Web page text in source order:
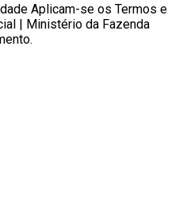
Aplicam-se os Termos e
| Ministério da Fazenda